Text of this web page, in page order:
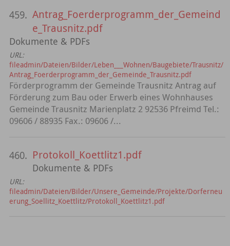
459. Antrag_Foerderprogramm_der_Gemeind
e_Trausnitz.pdf
Dokumente & PDFs
URL:
fileadmin/Dateien/Bilder/Leben___Wohnen/Baugebiete/Trausnitz/
Antrag_Foerderprogramm_der_Gemeinde_Trausnitz.pdf
Förderprogramm der Gemeinde Trausnitz Antrag auf
Förderung zum Bau oder Erwerb eines Wohnhauses
Gemeinde Trausnitz Marienplatz 2 92536 Pfreimd Tel.:
09606 / 88935 Fax.: 09606 /...
460. Protokoll_Koettlitz1.pdf
Dokumente & PDFs
URL:
fileadmin/Dateien/Bilder/Unsere_Gemeinde/Projekte/Dorferneu
erung_Soellitz_Koettlitz/Protokoll_Koettlitz1.pdf